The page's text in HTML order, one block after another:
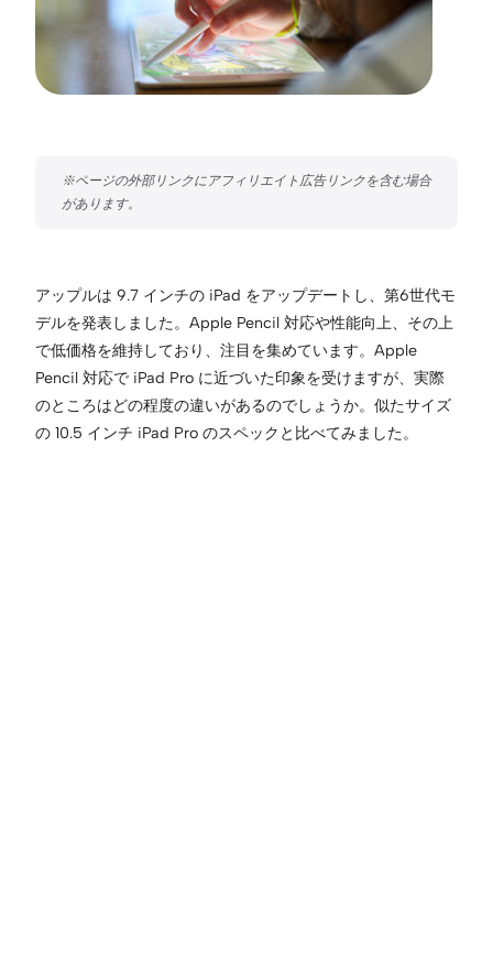
アップルは 9.7 インチの iPad をアップデートし、第6世代モ
デルを発表しました。Apple Pencil 対応や性能向上、その上
で低価格を維持しており、注目を集めています。Apple
Pencil 対応で iPad Pro に近づいた印象を受けますが、実際
のところはどの程度の違いがあるのでしょうか。似たサイズ
の 10.5 インチ iPad Pro のスペックと比べてみました。